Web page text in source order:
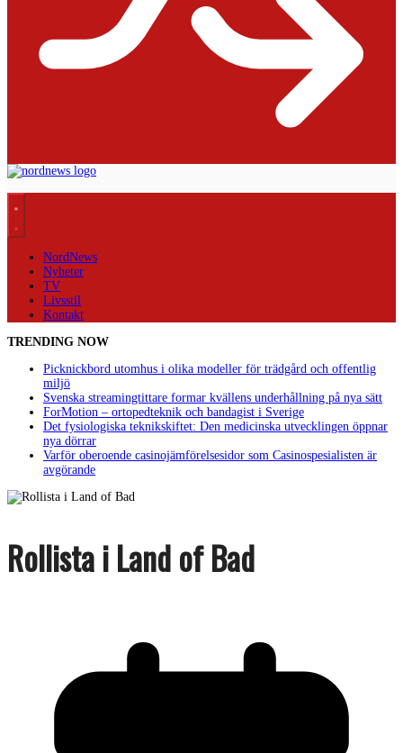
NordNews
Nyheter
TV
Livsstil
Kontakt
TRENDING NOW
Picknickbord utomhus i olika modeller för trädgård och offentlig
miljö
Svenska streamingtittare formar kvällens underhållning på nya sätt
ForMotion – ortopedteknik och bandagist i Sverige
Det fysiologiska teknikskiftet: Den medicinska utvecklingen öppnar
nya dörrar
Varför oberoende casinojämförelsesidor som Casinospesialisten är
avgörande
Rollista i Land of Bad